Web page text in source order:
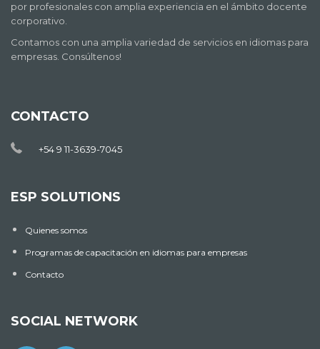
por profesionales con amplia experiencia en el ámbito docente
corporativo.
Contamos con una amplia variedad de servicios en idiomas para
empresas. Consúltenos!
CONTACTO
+54 9 11-3639-7045
ESP SOLUTIONS
Quienes somos
Programas de capacitación en idiomas para empresas
Contacto
SOCIAL NETWORK